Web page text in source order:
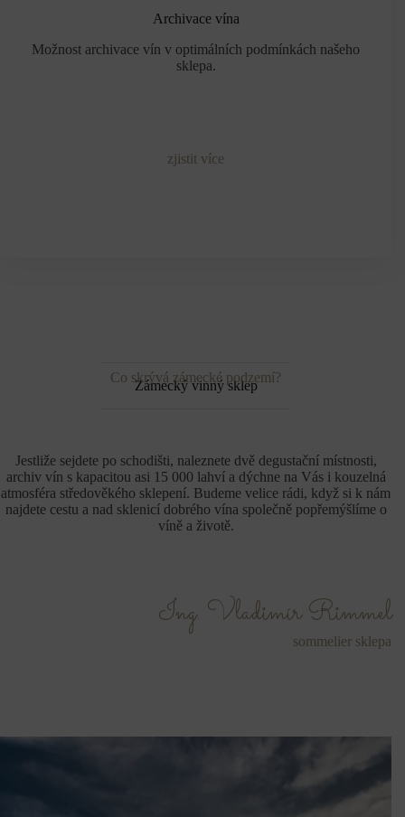
Archivace vína
Možnost archivace vín v optimálních podmínkách našeho
sklepa.
zjistit více
Zámecký vinný sklep
Co skrývá zámecké podzemí?
Jestliže sejdete po schodišti, naleznete dvě degustační místnosti,
archiv vín s kapacitou asi 15 000 lahví a dýchne na Vás i kouzelná
atmosféra středověkého sklepení. Budeme velice rádi, když si k nám
najdete cestu a nad sklenicí dobrého vína společně popřemýšlíme o
víně a životě.
Ing. Vladimír Rimmel
sommelier sklepa